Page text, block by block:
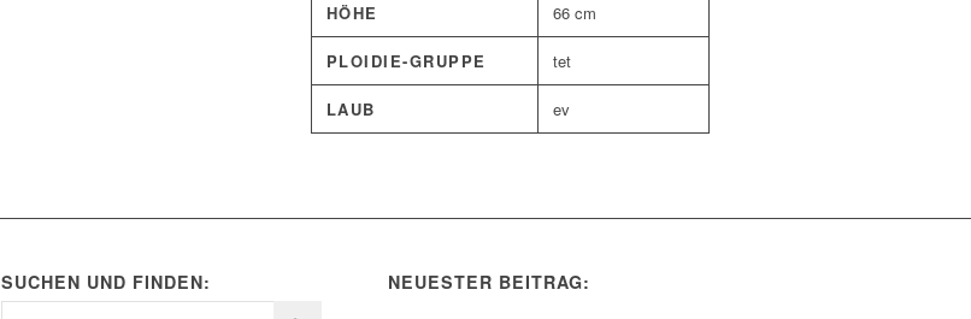
HÖHE 66 cm
PLOIDIE-GRUPPE tet
LAUB ev
SUCHEN UND FINDEN: NEUESTER BEITRAG: